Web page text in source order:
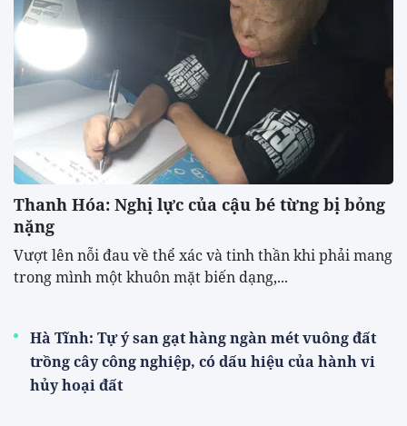
Thanh Hóa: Nghị lực của cậu bé từng bị bỏng
nặng
Vượt lên nỗi đau về thể xác và tinh thần khi phải mang
trong mình một khuôn mặt biến dạng,...
Hà Tĩnh: Tự ý san gạt hàng ngàn mét vuông đất
trồng cây công nghiệp, có dấu hiệu của hành vi
hủy hoại đất